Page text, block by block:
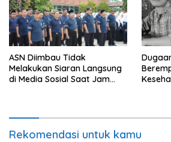
ASN Diimbau Tidak
Melakukan Siaran Langsung
di Media Sosial Saat Jam
Rekomendasi untuk kamu